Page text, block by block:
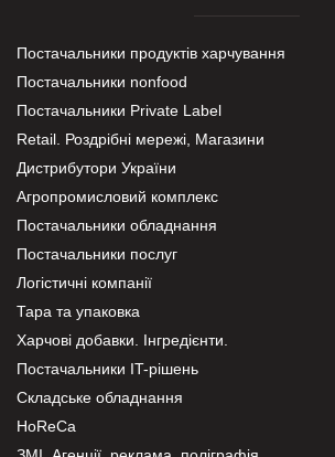
Постачальники продуктів харчування
Постачальники nonfood
Постачальники Private Label
Retail. Роздрібні мережі, Магазини
Дистрибутори України
Агропромисловий комплекс
Постачальники обладнання
Постачальники послуг
Логістичні компанії
Тара та упаковка
Харчові добавки. Інгредієнти.
Постачальники IT-рішень
Складське обладнання
HoReCa